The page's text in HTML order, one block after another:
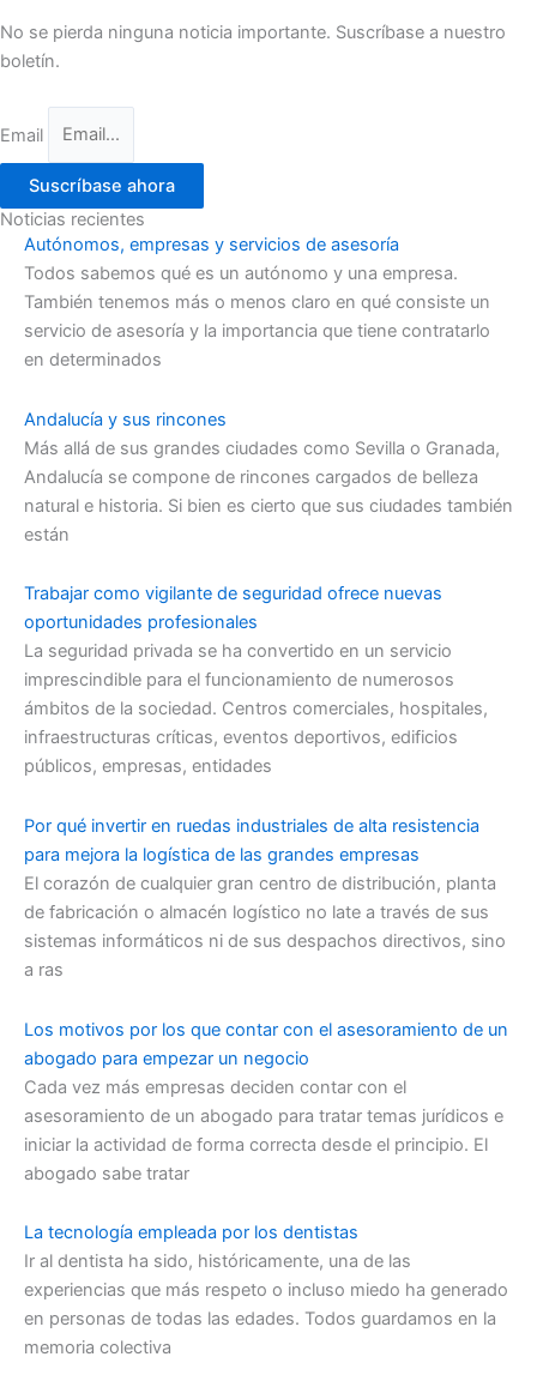
No se pierda ninguna noticia importante. Suscríbase a nuestro
boletín.
Email
Suscríbase ahora
Noticias recientes
Autónomos, empresas y servicios de asesoría
Todos sabemos qué es un autónomo y una empresa.
También tenemos más o menos claro en qué consiste un
servicio de asesoría y la importancia que tiene contratarlo
en determinados
Andalucía y sus rincones
Más allá de sus grandes ciudades como Sevilla o Granada,
Andalucía se compone de rincones cargados de belleza
natural e historia. Si bien es cierto que sus ciudades también
están
Trabajar como vigilante de seguridad ofrece nuevas
oportunidades profesionales
La seguridad privada se ha convertido en un servicio
imprescindible para el funcionamiento de numerosos
ámbitos de la sociedad. Centros comerciales, hospitales,
infraestructuras críticas, eventos deportivos, edificios
públicos, empresas, entidades
Por qué invertir en ruedas industriales de alta resistencia
para mejora la logística de las grandes empresas
El corazón de cualquier gran centro de distribución, planta
de fabricación o almacén logístico no late a través de sus
sistemas informáticos ni de sus despachos directivos, sino
a ras
Los motivos por los que contar con el asesoramiento de un
abogado para empezar un negocio
Cada vez más empresas deciden contar con el
asesoramiento de un abogado para tratar temas jurídicos e
iniciar la actividad de forma correcta desde el principio. El
abogado sabe tratar
La tecnología empleada por los dentistas
Ir al dentista ha sido, históricamente, una de las
experiencias que más respeto o incluso miedo ha generado
en personas de todas las edades. Todos guardamos en la
memoria colectiva